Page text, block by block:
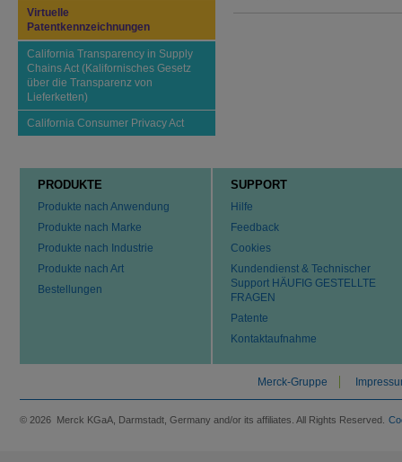
Virtuelle
Patentkennzeichnungen
California Transparency in Supply
Chains Act (Kalifornisches Gesetz
über die Transparenz von
Lieferketten)
California Consumer Privacy Act
PRODUKTE
Produkte nach Anwendung
Produkte nach Marke
Produkte nach Industrie
Produkte nach Art
Bestellungen
SUPPORT
Hilfe
Feedback
Cookies
Kundendienst & Technischer
Support HÄUFIG GESTELLTE
FRAGEN
Patente
Kontaktaufnahme
Merck-Gruppe
© 2026 Merck KGaA, Darmstadt, Germany and/or its affiliates. All Rights Reserved.